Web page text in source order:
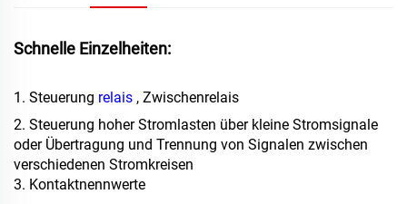
Schnelle Einzelheiten:
1. Steuerung relais , Zwischenrelais
2. Steuerung hoher Stromlasten über kleine Stromsignale
oder Übertragung und Trennung von Signalen zwischen
verschiedenen Stromkreisen
3. Kontaktnennwerte